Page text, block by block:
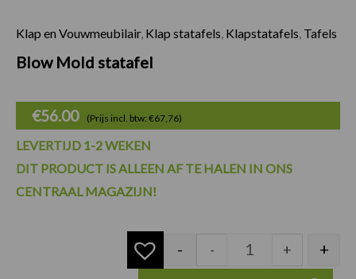
Klap en Vouwmeubilair, Klap statafels Klapstatafels Tafels
Blow Mold statafel
€56.00 (Prijs incl. btw: €67,76)
LEVERTIJD 1-2 WEKEN
DIT PRODUCT IS ALLEEN AF TE HALEN IN ONS
CENTRAAL MAGAZIJN!
Blow Mold
- - + +